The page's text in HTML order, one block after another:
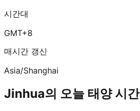
시간대
GMT+8
매시간 갱신
Asia/Shanghai
Jinhua의 오늘 태양 시간